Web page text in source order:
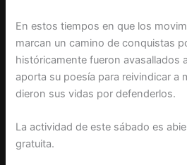
En estos tiempos en que los
marcan un camino de conquistas
históricamente fueron avasallados
aporta su poesía para reivindicar a
dieron sus vidas por defenderlos.
La actividad de este sábado es
gratuita.